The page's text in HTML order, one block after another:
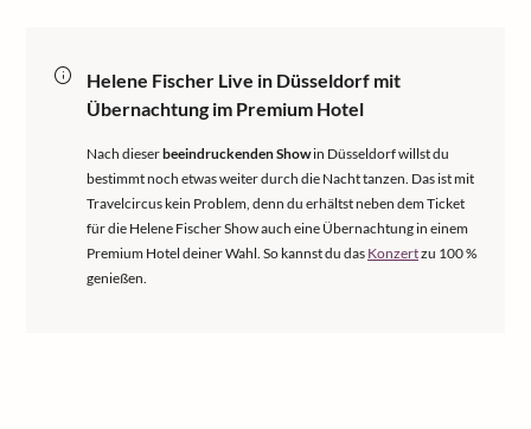
Helene Fischer Live in Düsseldorf mit
Übernachtung im Premium Hotel
Nach dieserbeeindruckenden Showin Düsseldorf willst du
bestimmt noch etwas weiter durch die Nacht tanzen. Das ist mit
Travelcircus kein Problem, denn du erhältst neben dem Ticket
für die Helene Fischer Show auch eine Übernachtung in einem
Premium Hotel deiner Wahl. So kannst du das Konzertzu 100 %
genießen.